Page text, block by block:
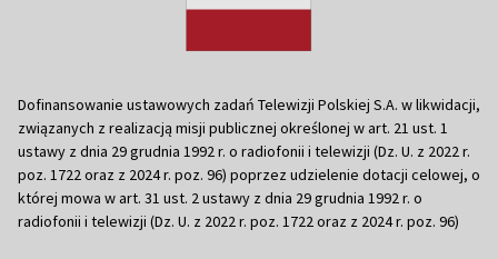
Dofinansowanie ustawowych zadań Telewizji Polskiej S.A. w likwidacji,
związanych z realizacją misji publicznej określonej w art. 21 ust. 1
ustawy z dnia 29 grudnia 1992 r. o radiofonii i telewizji (Dz. U. z 2022 r.
poz. 1722 oraz z 2024 r. poz. 96) poprzez udzielenie dotacji celowej, o
której mowa w art. 31 ust. 2 ustawy z dnia 29 grudnia 1992 r. o
radiofonii i telewizji (Dz. U. z 2022 r. poz. 1722 oraz z 2024 r. poz. 96)